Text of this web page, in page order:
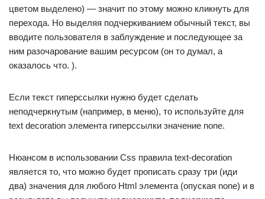
цветом выделено) — значит по этому можно кликнуть для
перехода. Но выделяя подчеркиванием обычный текст, вы
вводите пользователя в заблуждение и последующее за
ним разочарование вашим ресурсом (он то думал, а
оказалось что. ).
Если текст гиперссылки нужно будет сделать
неподчеркнутым (например, в меню), то используйте для
text decoration элемента гиперссылки значение none.
Нюансом в использовании Css правила text-decoration
является то, что можно будет прописать сразу три (иди
два) значения для любого Html элемента (опуская none) и в